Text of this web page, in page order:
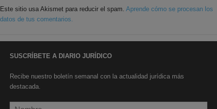
Este sitio usa Akismet para reducir el spam. Aprende cómo se procesan los
datos de tus comentarios.
SUSCRÍBETE A DIARIO JURÍDICO
Recibe nuestro boletín semanal con la actualidad jurídica más
destacada.